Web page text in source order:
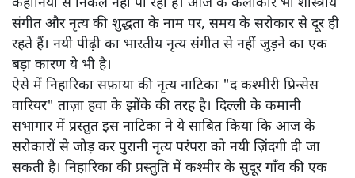
संगीत और नृत्य की शुद्धता के नाम पर, समय के सरोकार से दूर ही
रहते हैं। नयी पीढ़ी का भारतीय नृत्य संगीत से नहीं जुड़ने का एक
बड़ा कारण ये भी है।
ऐसे में निहारिका सफ़ाया की नृत्य नाटिका "द कश्मीरी प्रिन्सेस
वारियर" ताज़ा हवा के झोंके की तरह है। दिल्ली के कमानी
सभागार में प्रस्तुत इस नाटिका ने ये साबित किया कि आज के
सरोकारों से जोड़ कर पुरानी नृत्य परंपरा को नयी ज़िंदगी दी जा
सकती है। निहारिका की प्रस्तुति में कश्मीर के सुदूर गाँव की एक